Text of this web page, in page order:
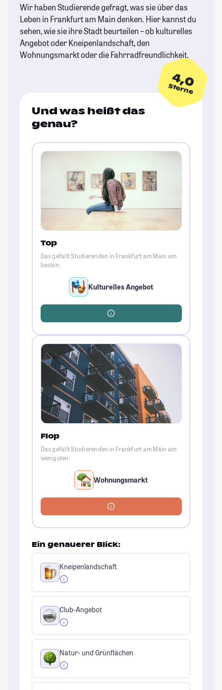
Wir haben Studierende gefragt, was sie über das
Leben in Frankfurt am Main denken. Hier kannst du
sehen, wie sie ihre Stadt beurteilen – ob kulturelles
Angebot oder Kneipenlandschaft, den
Wohnungsmarkt oder die Fahrradfreundlichkeit.
4,0
Sterne
Und was heißt das
genau?
Top
Das gefällt Studierenden in Frankfurt am Main am
besten:
Kulturelles Angebot
Flop
Das gefällt Studierenden in Frankfurt am Main am
wenigsten:
Wohnungsmarkt
Ein genauerer Blick:
Kneipenlandschaft
Club-Angebot
Natur- und Grünflächen